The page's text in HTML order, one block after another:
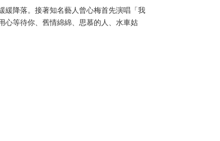
降落。接著知名藝人曾心梅首先演唱「我
心等待你、舊情綿綿、思慕的人、水車姑